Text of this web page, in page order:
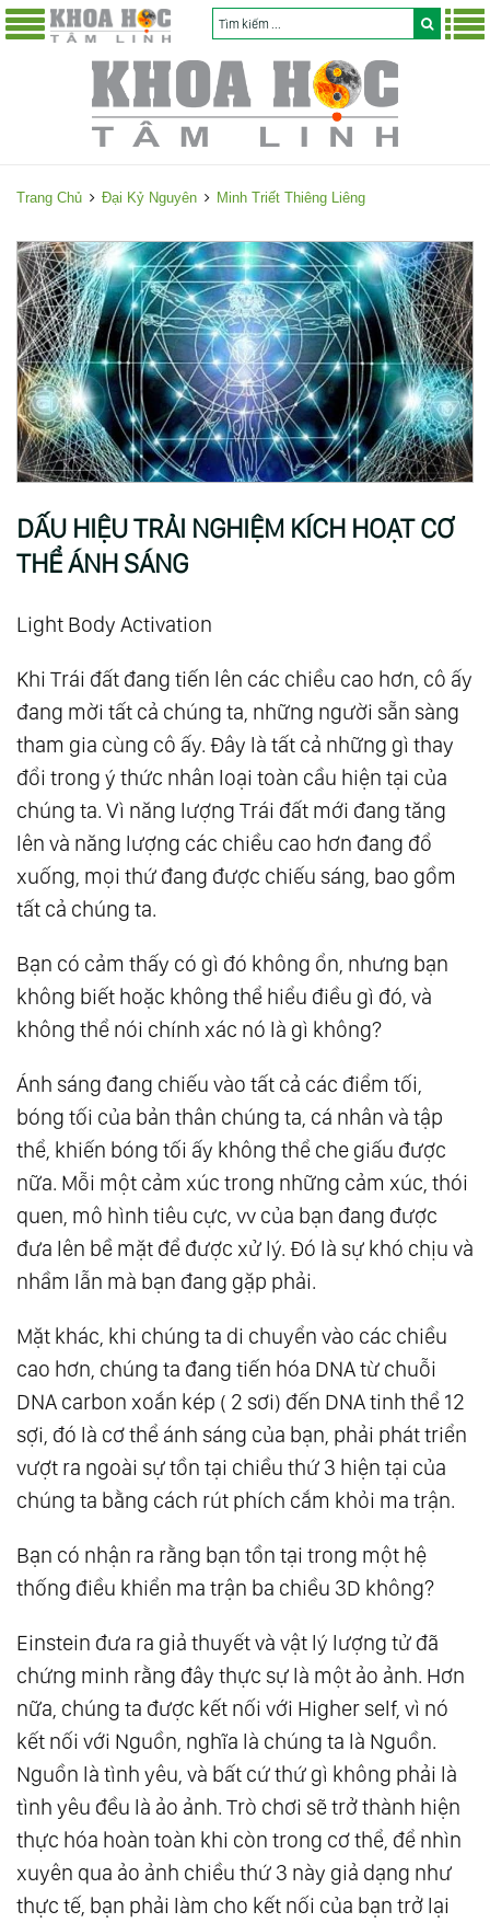
Trang Chủ Đại Kỷ Nguyên Minh Triết Thiêng Liêng
DẤU HIỆU TRẢI NGHIỆM KÍCH HOẠT CƠ
THỂ ÁNH SÁNG
Light Body Activation
Khi Trái đất đang tiến lên các chiều cao hơn, cô ấy
đang mời tất cả chúng ta, những người sẵn sàng
tham gia cùng cô ấy. Đây là tất cả những gì thay
đổi trong ý thức nhân loại toàn cầu hiện tại của
chúng ta. Vì năng lượng Trái đất mới đang tăng
lên và năng lượng các chiều cao hơn đang đổ
xuống, mọi thứ đang được chiếu sáng, bao gồm
tất cả chúng ta.
Bạn có cảm thấy có gì đó không ổn, nhưng bạn
không biết hoặc không thể hiểu điều gì đó, và
không thể nói chính xác nó là gì không?
Ánh sáng đang chiếu vào tất cả các điểm tối,
bóng tối của bản thân chúng ta, cá nhân và tập
thể, khiến bóng tối ấy không thể che giấu được
nữa. Mỗi một cảm xúc trong những cảm xúc, thói
quen, mô hình tiêu cực, vv của bạn đang được
đưa lên bề mặt để được xử lý. Đó là sự khó chịu và
nhầm lẫn mà bạn đang gặp phải.
Mặt khác, khi chúng ta di chuyển vào các chiều
cao hơn, chúng ta đang tiến hóa DNA từ chuỗi
DNA carbon xoắn kép ( 2 sơi) đến DNA tinh thể 12
sợi, đó là cơ thể ánh sáng của bạn, phải phát triển
vượt ra ngoài sự tồn tại chiều thứ 3 hiện tại của
chúng ta bằng cách rút phích cắm khỏi ma trận.
Bạn có nhận ra rằng bạn tồn tại trong một hệ
thống điều khiển ma trận ba chiều 3D không?
Einstein đưa ra giả thuyết và vật lý lượng tử đã
chứng minh rằng đây thực sự là một ảo ảnh. Hơn
nữa, chúng ta được kết nối với Higher self, vì nó
kết nối với Nguồn, nghĩa là chúng ta là Nguồn.
Nguồn là tình yêu, và bất cứ thứ gì không phải là
tình yêu đều là ảo ảnh. Trò chơi sẽ trở thành hiện
thực hóa hoàn toàn khi còn trong cơ thể, để nhìn
xuyên qua ảo ảnh chiều thứ 3 này giả dạng như
thực tế, bạn phải làm cho kết nối của bạn trở lại